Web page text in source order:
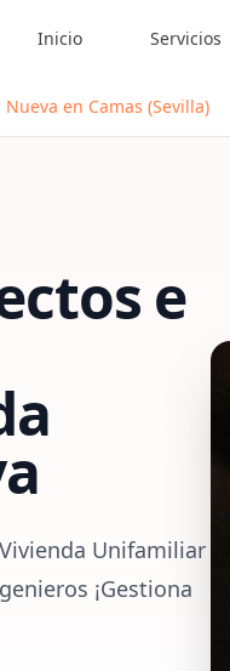
Inicio Servicios
en Camas (Sevilla)
e
Unifamiliar
¡Gestiona